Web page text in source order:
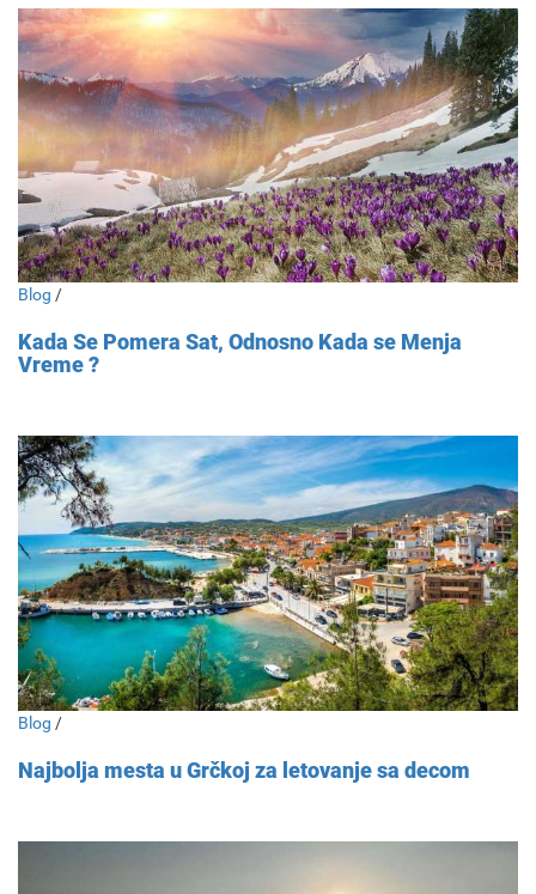
Blog /
Kada Se Pomera Sat, Odnosno Kada se Menja
Vreme ?
Blog /
Najbolja mesta u Grčkoj za letovanje sa decom